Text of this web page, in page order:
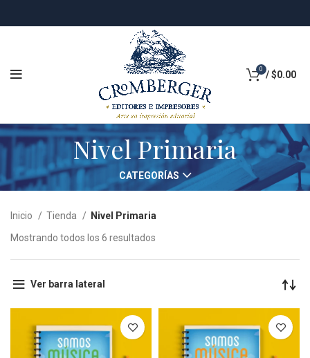
0 /$0.00
Nivel Primaria
CATEGORÍAS
Inicio Tienda
Nivel Primaria
Mostrando todos los 6 resultados
Ver barra lateral